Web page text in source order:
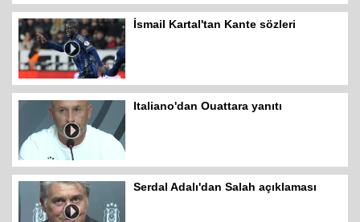
İsmail Kartal'tan Kante sözleri
Italiano'dan Ouattara yanıtı
Serdal Adalı'dan Salah açıklaması